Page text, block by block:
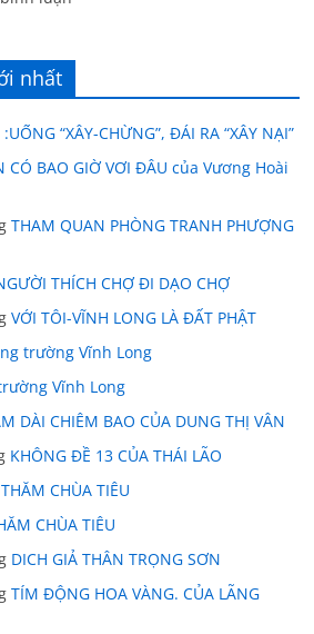
nhất
“XÂY-CHỪNG”, ĐÁI RA “XÂY NẠI”
CÓ BAO GIỜ VƠI ĐÂU của Vương Hoài
THAM QUAN PHÒNG TRANH PHƯỢNG
THÍCH CHỢ ĐI DẠO CHỢ
VỚI TÔI-VĨNH LONG LÀ ĐẤT PHẬT
trường Vĩnh Long
Vĩnh Long
DÀI CHIÊM BAO CỦA DUNG THỊ VÂN
KHÔNG ĐỀ 13 CỦA THÁI LÃO
CHÙA TIÊU
CHÙA TIÊU
DICH GIẢ THÂN TRỌNG SƠN
TÍM ĐỘNG HOA VÀNG. CỦA LÃNG